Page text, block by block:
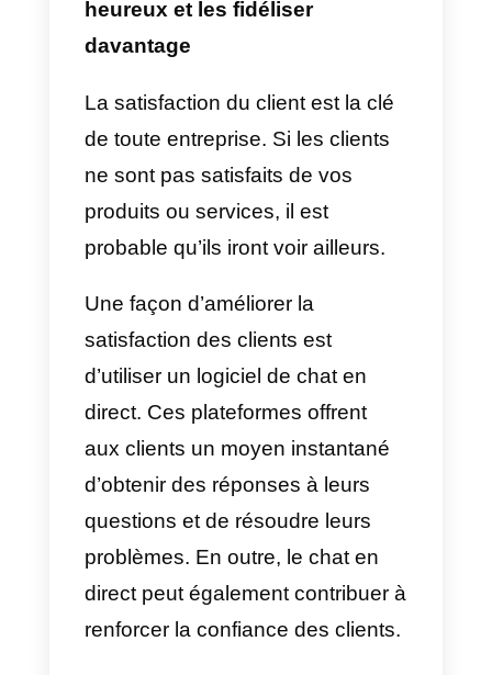
et poli. Le client se sentira ainsi
apprécié et pourra établir une
relation positive.
amical peut également contribuer
à encourager les clients à
chez vous. Les gens sont plus
enclins à acheter à quelqu’un
qu’ils apprécient et en qui ils ont
d’humaniser la conversion.